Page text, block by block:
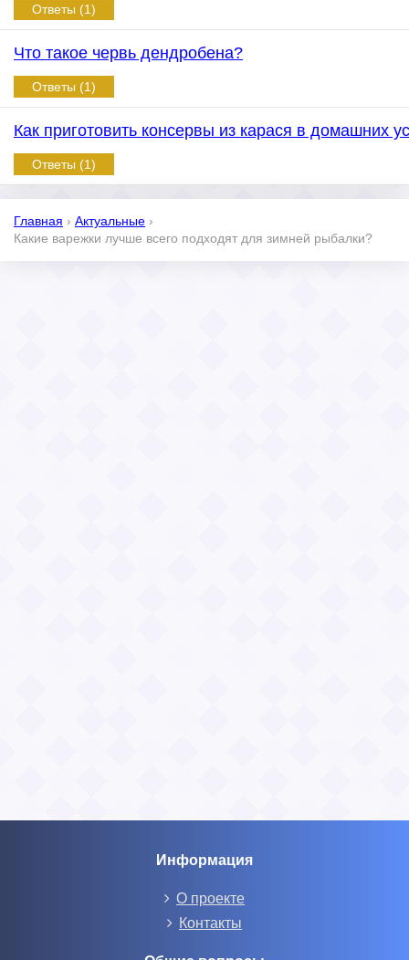
Ответы (1)
Что такое червь дендробена?
Ответы (1)
Как приготовить консервы из карася в домашних
Ответы (1)
Главная › Актуальные ›
Какие варежки лучше всего подходят для зимней рыбалки?
Информация
О проекте
Контакты